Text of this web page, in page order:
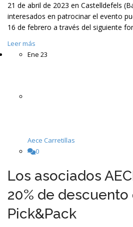
21 de abril de 2023 en Castelldefels
interesados en patrocinar el evento
16 de febrero a través del siguiente
Leer más
Ene 23
Aece Carretillas
0
Los asociados
20% de
Pick&Pack